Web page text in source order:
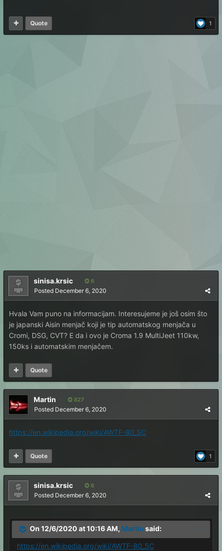
1
Quote
sinisa.krsic 6
Posted December 6, 2020
Hvala Vam puno na informacijam. Interesujeme je još osim što
je japanski Aisin menjač koji je tip automatskog menjača u
Cromi, DSG, CVT? E da i ovo je Croma 1.9 MultiJeet 110kw,
150ks i automatskim menjačem.
Quote
Martin 827
Posted December 6, 2020
https://en.wikipedia.org/wiki/AWTF-80_SC
1
Quote
sinisa.krsic 6
Posted December 6, 2020
On 12/6/2020 at 10:16 AM, Martin said:
https://en.wikipedia.org/wiki/AWTF-80_SC